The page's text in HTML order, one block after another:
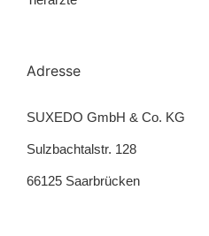
Adresse
SUXEDO GmbH & Co. KG
Sulzbachtalstr. 128
66125 Saarbrücken